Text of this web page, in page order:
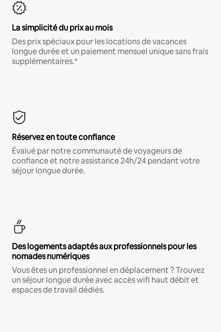
La simplicité du prix au mois
Des prix spéciaux pour les locations de vacances
longue durée et un paiement mensuel unique sans frais
supplémentaires.*
Réservez en toute confiance
Évalué par notre communauté de voyageurs de
confiance et notre assistance 24h/24 pendant votre
séjour longue durée.
Des logements adaptés aux professionnels pour les
nomades numériques
Vous êtes un professionnel en déplacement ? Trouvez
un séjour longue durée avec accès wifi haut débit et
espaces de travail dédiés.